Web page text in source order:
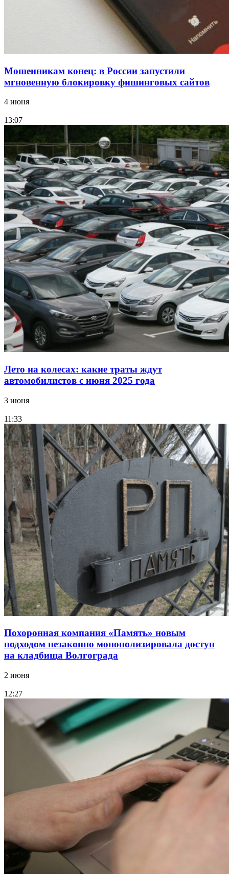
Мошенникам конец: в России запустили
мгновенную блокировку фишинговых сайтов
4 июня
13:07
Лето на колесах: какие траты ждут
автомобилистов с июня 2025 года
3 июня
11:33
Похоронная компания «Память» новым
подходом незаконно монополизировала доступ
на кладбища Волгограда
2 июня
12:27